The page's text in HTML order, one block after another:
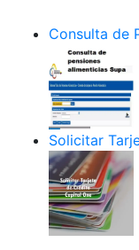
Consulta de
Solicitar